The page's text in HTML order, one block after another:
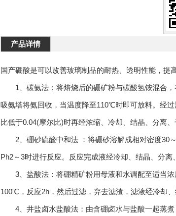
产品详情
国产硼酸是可以改善玻璃制品的耐热、透明性能，提
1、碳氨法：将焙烧后的硼矿粉与碳酸氢铵混合，
吸氨塔将氨回收，当温度降至110℃时即可放料。经
比低于0.04(摩尔比)时再经浓缩、冷却、结晶、分离、
2、硼砂硫酸中和法 ：将硼砂溶解成相对密度30
Ph2～3时进行反应。反应完成液经冷却、结晶、分离
3、盐酸法：将硼精矿粉用母液和水调配至适当浓
100℃，反应2h，然后过滤，弃去滤渣，滤液经冷却
4、井盐卤水盐酸法：由含硼卤水与盐酸一起蒸煮